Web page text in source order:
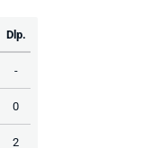
Dlp.
-
0
2